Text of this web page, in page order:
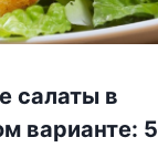
салаты в
варианте: 5